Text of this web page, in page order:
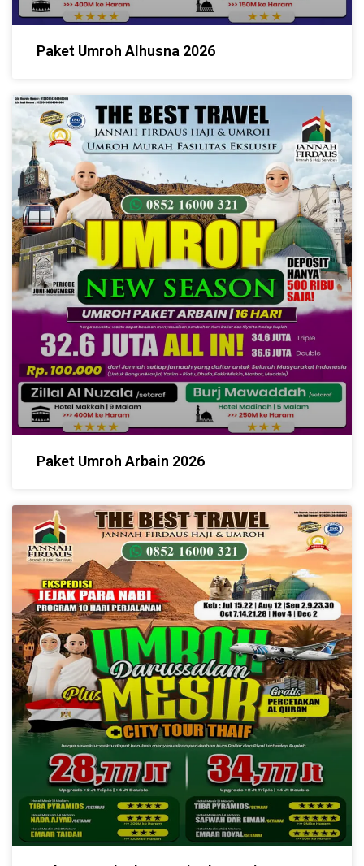
Paket Umroh Alhusna 2026
Paket Umroh Arbain 2026